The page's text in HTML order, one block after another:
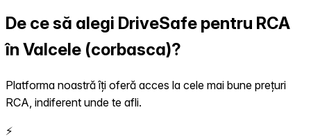
De ce să alegi DriveSafe pentru RCA
în Valcele (corbasca)?
Platforma noastră îți oferă acces la cele mai bune prețuri
RCA, indiferent unde te afli.
⚡